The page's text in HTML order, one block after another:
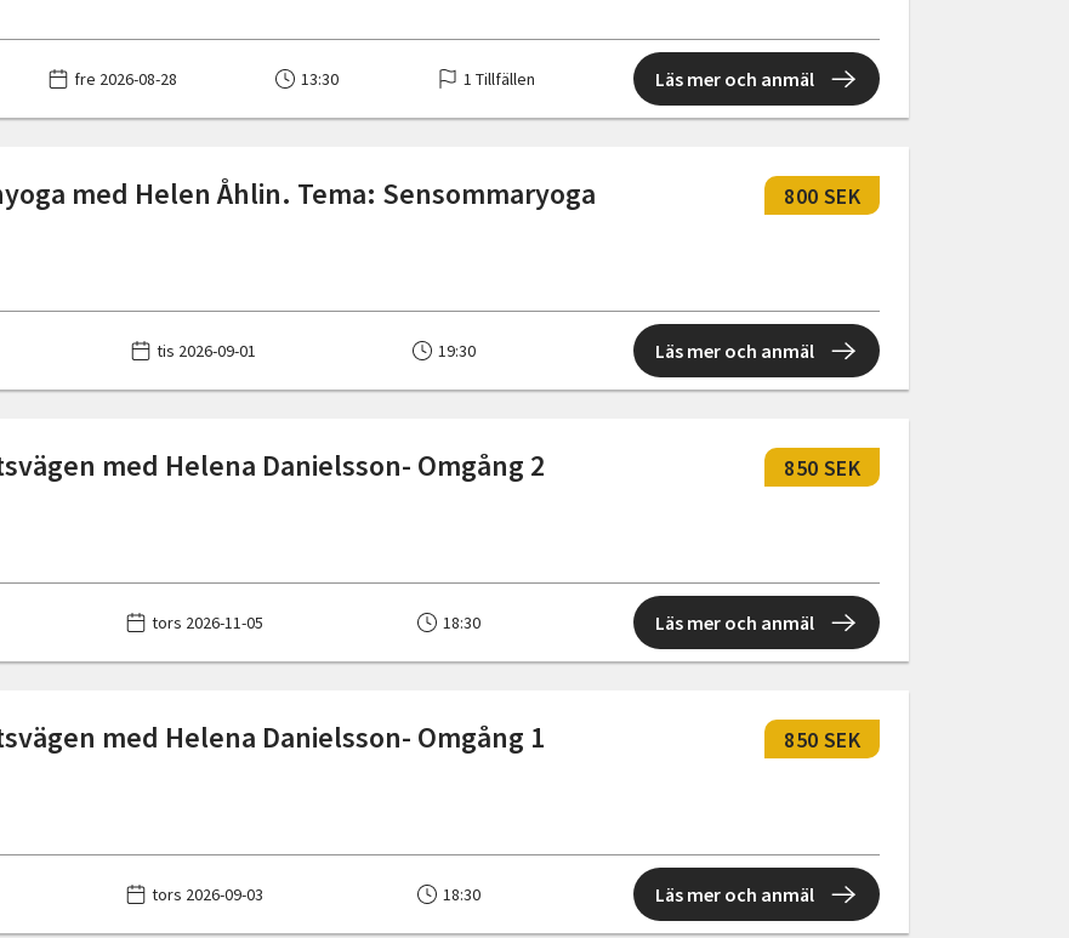
fre 2026-08-28 13:30 1 Tillfällen Läs mer och anmäl
med Helen Åhlin. Tema: Sensommaryoga 800 SEK
tis 2026-09-01 19:30 Läs mer och anmäl
med Helena Danielsson- Omgång 2 850 SEK
tors 2026-11-05 18:30 Läs mer och anmäl
med Helena Danielsson- Omgång 1 850 SEK
tors 2026-09-03 18:30 Läs mer och anmäl